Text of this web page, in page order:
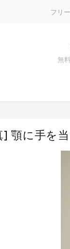
フリ
無
] 顎に手を